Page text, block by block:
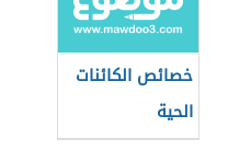
خصائص الكائنات
الحية